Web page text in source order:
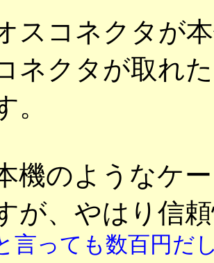
スコネクタが
ネクタが取れ
。
機のようなケ
が、やはり信
言っても数百円だ